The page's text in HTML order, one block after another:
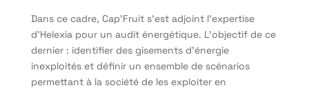
Dans ce cadre, Cap’Fruit s’est adjoint l’expertise
d’Helexia pour un audit énergétique. L’objectif de ce
dernier : identifier des gisements d’énergie
inexploités et définir un ensemble de scénarios
permettant à la société de les exploiter en